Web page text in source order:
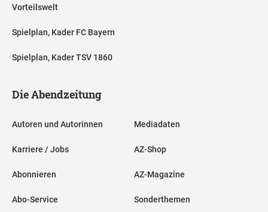
Vorteilswelt
Spielplan, Kader FC Bayern
Spielplan, Kader TSV 1860
Die Abendzeitung
Autoren und Autorinnen
Karriere / Jobs
Abonnieren
Abo-Service
Mediadaten
AZ-Shop
AZ-Magazine
Sonderthemen